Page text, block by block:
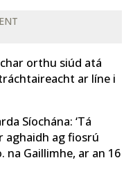
orthu siúd atá
ar líne i
Síochána: ‘Tá
aghaidh ag fiosrú
na Gaillimhe, ar an 16